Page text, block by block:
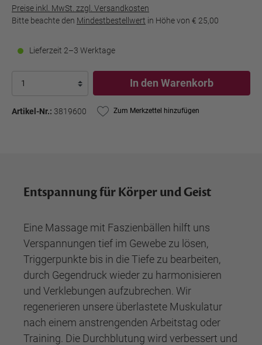
Preise inkl. MwSt. zzgl. Versandkosten
Bitte beachte den Mindestbestellwert in Höhe von € 25,00
Lieferzeit 2–3 Werktage
In den Warenkorb
Artikel-Nr.: 3819600 Zum Merkzettel hinzufügen
Entspannung für Körper und Geist
Eine Massage mit Faszienbällen hilft uns
Verspannungen tief im Gewebe zu lösen,
Triggerpunkte bis in die Tiefe zu bearbeiten,
durch Gegendruck wieder zu harmonisieren
und Verklebungen aufzubrechen. Wir
regenerieren unsere überlastete Muskulatur
nach einem anstrengenden Arbeitstag oder
Training. Die Durchblutung wird verbessert und